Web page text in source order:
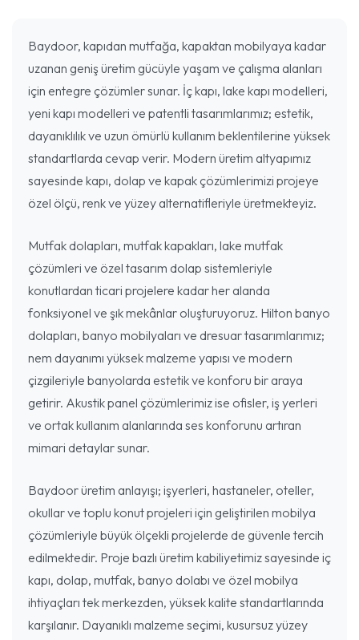
Baydoor, kapıdan mutfağa, kapaktan mobilyaya kadar
uzanan geniş üretim gücüyle yaşam ve çalışma alanları
için entegre çözümler sunar. İç kapı, lake kapı modelleri,
yeni kapı modelleri ve patentli tasarımlarımız; estetik,
dayanıklılık ve uzun ömürlü kullanım beklentilerine yüksek
standartlarda cevap verir. Modern üretim altyapımız
sayesinde kapı, dolap ve kapak çözümlerimizi projeye
özel ölçü, renk ve yüzey alternatifleriyle üretmekteyiz.
Mutfak dolapları, mutfak kapakları, lake mutfak
çözümleri ve özel tasarım dolap sistemleriyle
konutlardan ticari projelere kadar her alanda
fonksiyonel ve şık mekânlar oluşturuyoruz. Hilton banyo
dolapları, banyo mobilyaları ve dresuar tasarımlarımız;
nem dayanımı yüksek malzeme yapısı ve modern
çizgileriyle banyolarda estetik ve konforu bir araya
getirir. Akustik panel çözümlerimiz ise ofisler, iş yerleri
ve ortak kullanım alanlarında ses konforunu artıran
mimari detaylar sunar.
Baydoor üretim anlayışı; işyerleri, hastaneler, oteller,
okullar ve toplu konut projeleri için geliştirilen mobilya
çözümleriyle büyük ölçekli projelerde de güvenle tercih
edilmektedir. Proje bazlı üretim kabiliyetimiz sayesinde iç
kapı, dolap, mutfak, banyo dolabı ve özel mobilya
ihtiyaçları tek merkezden, yüksek kalite standartlarında
karşılanır. Dayanıklı malzeme seçimi, kusursuz yüzey